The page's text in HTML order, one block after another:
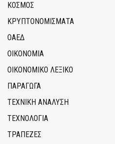
ΚΟΣΜΟΣ
ΚΡΥΠΤΟΝΟΜΊΣΜΑΤΑ
ΟΑΕΔ
ΟΙΚΟΝΟΜΙΑ
ΟΙΚΟΝΟΜΙΚΟ ΛΕΞΙΚΟ
ΠΑΡΑΓΩΓΑ
ΤΕΧΝΙΚΗ ΑΝΑΛΥΣΗ
ΤΕΧΝΟΛΟΓΙΑ
ΤΡΆΠΕΖΕΣ